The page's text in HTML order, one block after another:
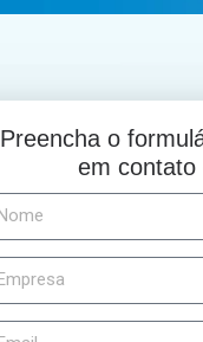
Preencha o
em contato